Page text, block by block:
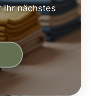
Ihr nächstes